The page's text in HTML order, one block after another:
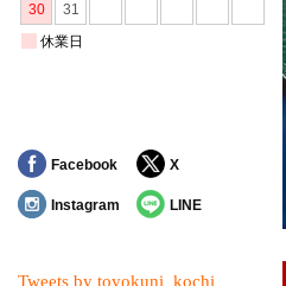
Facebook X
Instagram LINE
Tweets by toyokuni_kochi